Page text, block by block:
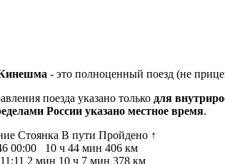
- это полноценный поезд (не
поезда указано только для
России указано местное время.
Стоянка В пути Пройдено ↑
00:00 10 ч 44 мин 406 км
11:11 2 мин 10 ч 7 мин 378 км